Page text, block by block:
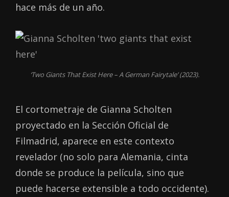
hace más de un año.
‘Two Giants That Exist Here – A German Fairytale’ (2023).
El cortometraje de Gianna Scholten
proyectado en la Sección Oficial de
Filmadrid, aparece en este contexto
revelador (no solo para Alemania, cinta
donde se produce la película, sino que
puede hacerse extensible a todo occidente).